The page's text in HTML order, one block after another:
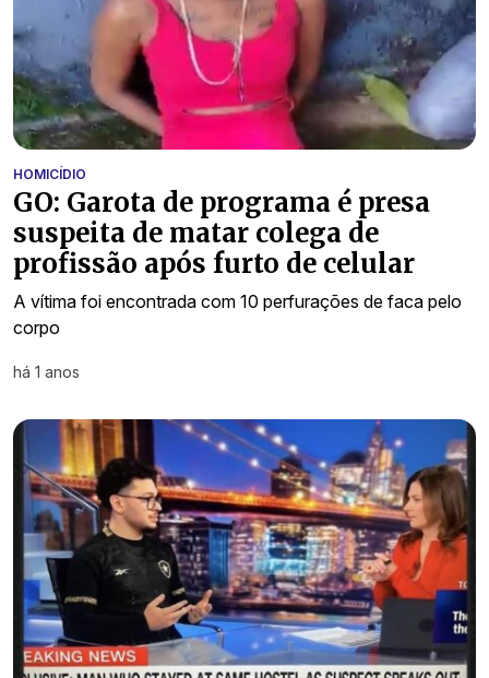
HOMICÍDIO
GO: Garota de programa é presa
suspeita de matar colega de
profissão após furto de celular
A vítima foi encontrada com 10 perfurações de faca pelo
corpo
há 1 anos